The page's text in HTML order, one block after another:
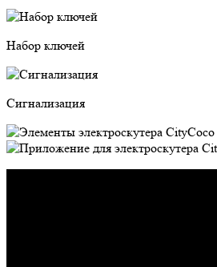
Набор ключей
Сигнализация